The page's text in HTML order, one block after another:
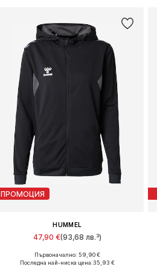
ПРОМОЦИЯ
HUMMEL
47,90 €(93,68 лв.³)
Налични размери: XS, S, M, L, XL
Първоначално: 59,90 €
Последна най-ниска цена:35,93 €